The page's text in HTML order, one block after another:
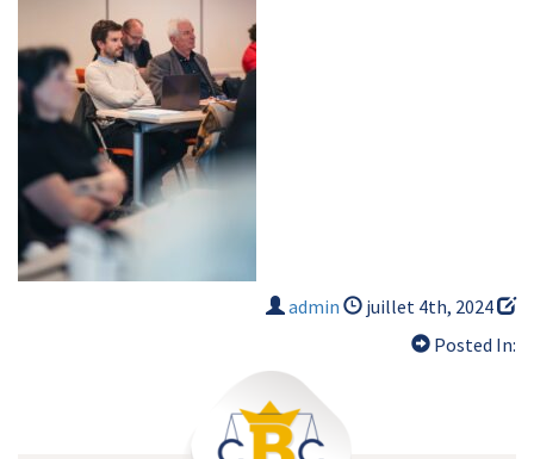
admin
juillet 4th, 2024
Posted In: